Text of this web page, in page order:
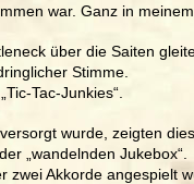
war. Ganz in meinem
über die Saiten
Stimme.
Tac-Junkies“.
wurde, zeigten
„wandelnden Jukebox“.
Akkorde angespielt